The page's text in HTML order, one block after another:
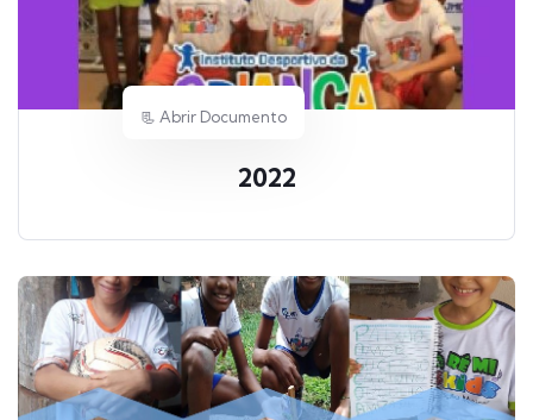
📃 Abrir Documento
2022